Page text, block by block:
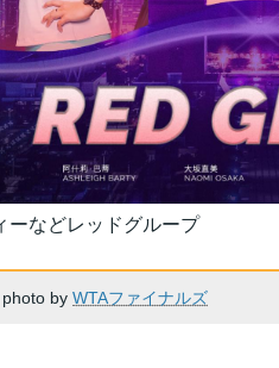
ーなどレッドグループ
by WTAファイナルズ